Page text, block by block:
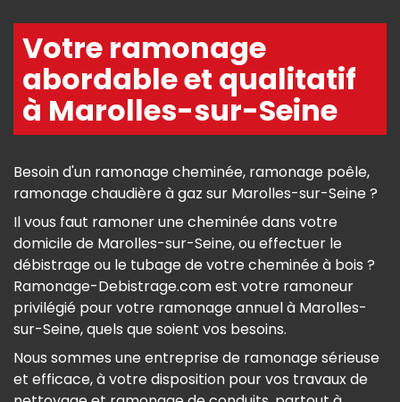
Votre ramonage
abordable et qualitatif
à Marolles-sur-Seine
Besoin d'un ramonage cheminée, ramonage poêle,
ramonage chaudière à gaz sur Marolles-sur-Seine ?
Il vous faut ramoner une cheminée dans votre
domicile de Marolles-sur-Seine, ou effectuer le
débistrage ou le tubage de votre cheminée à bois ?
Ramonage-Debistrage.com est votre ramoneur
privilégié pour votre ramonage annuel à Marolles-
sur-Seine, quels que soient vos besoins.
Nous sommes une entreprise de ramonage sérieuse
et efficace, à votre disposition pour vos travaux de